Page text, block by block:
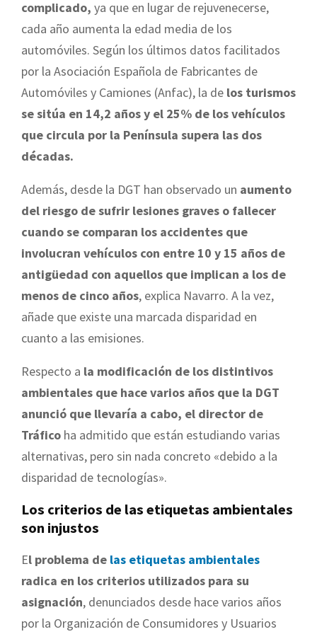
complicado, ya que en lugar de rejuvenecerse,
cada año aumenta la edad media de los
automóviles. Según los últimos datos facilitados
por la Asociación Española de Fabricantes de
Automóviles y Camiones (Anfac), la de los turismos
se sitúa en 14,2 años y el 25% de los vehículos
que circula por la Península supera las dos
décadas.
Además, desde la DGT han observado un aumento
del riesgo de sufrir lesiones graves o fallecer
cuando se comparan los accidentes que
involucran vehículos con entre 10 y 15 años de
antigüedad con aquellos que implican a los de
menos de cinco años, explica Navarro. A la vez,
añade que existe una marcada disparidad en
cuanto a las emisiones.
Respecto a la modificación de los distintivos
ambientales que hace varios años que la DGT
anunció que llevaría a cabo, el director de
Tráfico ha admitido que están estudiando varias
alternativas, pero sin nada concreto «debido a la
disparidad de tecnologías».
Los criterios de las etiquetas ambientales
son injustos
El problema de las etiquetas ambientales
radica en los criterios utilizados para su
asignación, denunciados desde hace varios años
por la Organización de Consumidores y Usuarios